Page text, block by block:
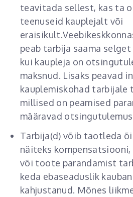
teavitada sellest, kas ta
teenuseid kauplejalt või
peab tarbija saama
kui kaupleja on
maksnud. Lisaks peavad
kauplemiskohad tarbijale
millised on peamised
määravad
Tarbija(d) võib taotleda
näiteks
või toote parandamist
keda ebaseaduslik
kahjustanud. Mõnes